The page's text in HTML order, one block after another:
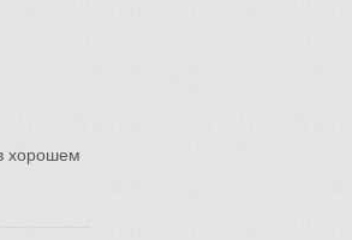
хорошем